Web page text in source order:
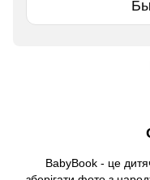
BabyBook - це